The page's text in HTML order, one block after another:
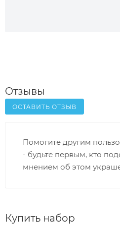
Отзывы
ОСТАВИТЬ ОТЗЫВ
Помогите другим
- будьте первым, кто
мнением об этом
Купить набор